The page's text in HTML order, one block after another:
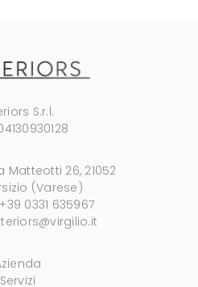
S.r.l.
Matteotti 26, 21052
(Varese)
+39 0331 635967
Servizi